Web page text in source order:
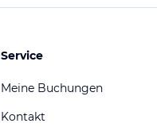
Service
Meine Buchungen
Kontakt